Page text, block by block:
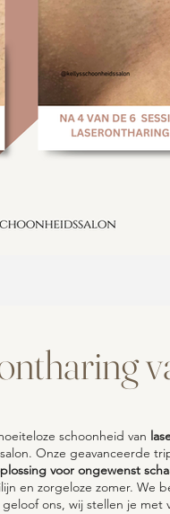
schoonheid van
Onze geavanceerde
voor ongewenst
en zorgeloze zomer. We
geloof ons, wij stellen je met